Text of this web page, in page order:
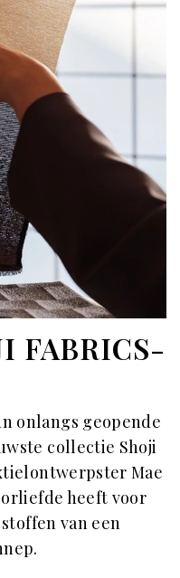
FABRICS-
onlangs geopende
collectie Shoji
Mae
heeft voor
van een